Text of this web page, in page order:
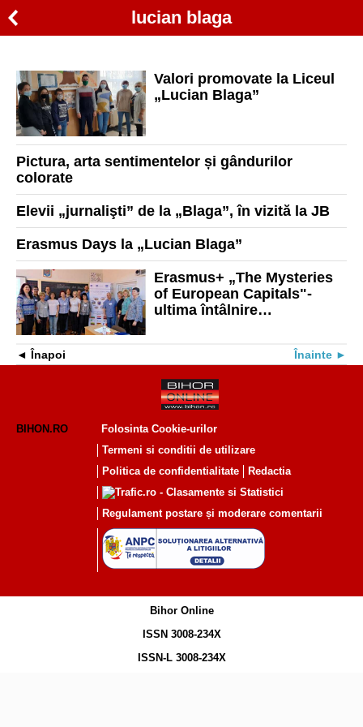
lucian blaga
Valori promovate la Liceul
„Lucian Blaga”
Pictura, arta sentimentelor și gândurilor
colorate
Elevii „jurnalişti” de la „Blaga”, în vizită la JB
Erasmus Days la „Lucian Blaga”
Erasmus+ „The Mysteries
of European Capitals"-
ultima întâlnire
Înapoi Înainte
BIHON.RO
Folosinta Cookie-urilor
Termeni si conditii de utilizare
Politica de confidentialitate
Redactia
Regulament postare și moderare comentarii
Bihor Online
ISSN 3008-234X
ISSN-L 3008-234X